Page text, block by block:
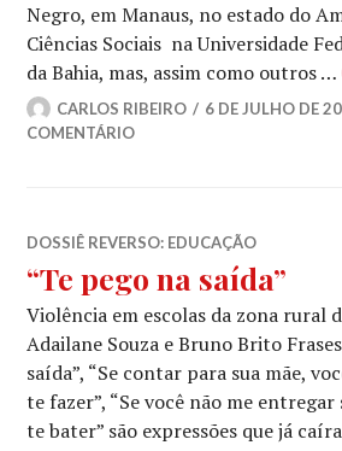
Negro, em Manaus, no estado do
Ciências Sociais na Universidade
da Bahia, mas, assim como outros …
CARLOS RIBEIRO 6 DE JULHO DE
COMENTÁRIO
DOSSIÊ REVERSO: EDUCAÇÃO
“Te pego na saída”
Violência em escolas da zona rural
Adailane Souza e Bruno Brito
saída”, “Se contar para sua mãe,
te fazer”, “Se você não me entregar
te bater” são expressões que já